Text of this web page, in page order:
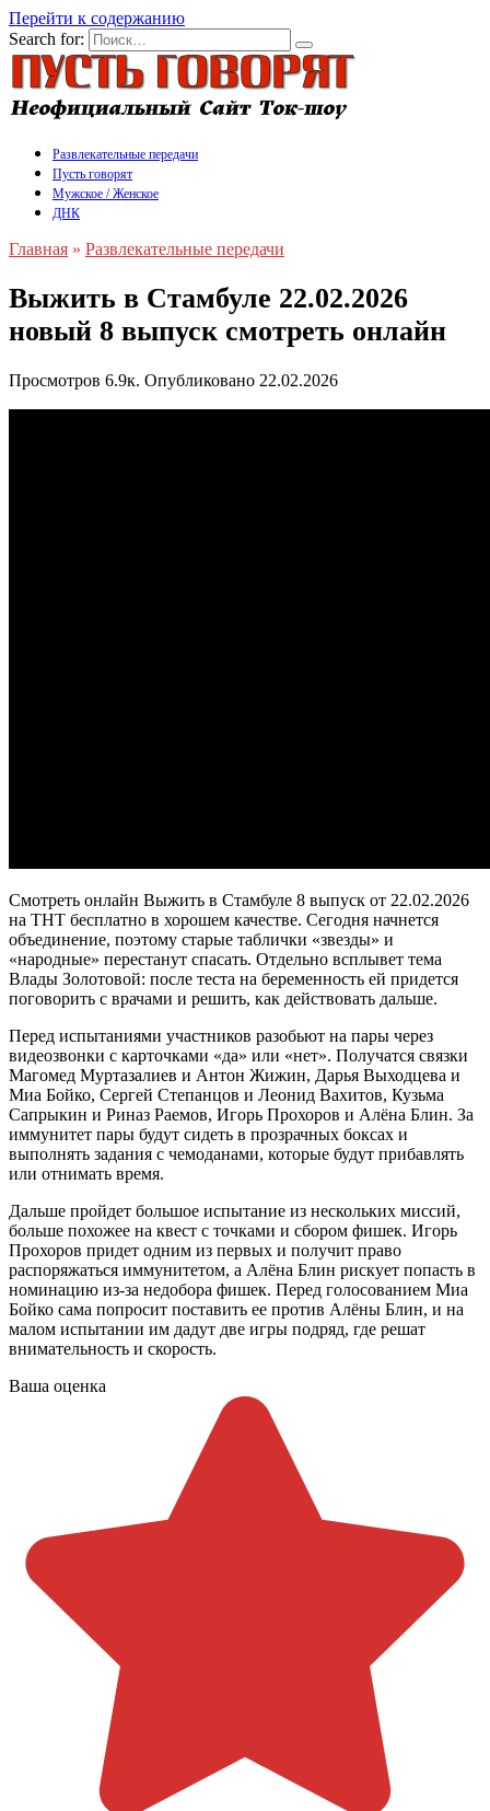
Перейти к содержанию
Search for:
Развлекательные передачи
Пусть говорят
Мужское / Женское
ДНК
Главная » Развлекательные передачи
Выжить в Стамбуле 22.02.2026
новый 8 выпуск смотреть онлайн
Просмотров 6.9к. Опубликовано 22.02.2026
Смотреть онлайн Выжить в Стамбуле 8 выпуск от 22.02.2026
на ТНТ бесплатно в хорошем качестве. Сегодня начнется
объединение, поэтому старые таблички «звезды» и
«народные» перестанут спасать. Отдельно всплывет тема
Влады Золотовой: после теста на беременность ей придется
поговорить с врачами и решить, как действовать дальше.
Перед испытаниями участников разобьют на пары через
видеозвонки с карточками «да» или «нет». Получатся связки
Магомед Муртазалиев и Антон Жижин, Дарья Выходцева и
Миа Бойко, Сергей Степанцов и Леонид Вахитов, Кузьма
Сапрыкин и Риназ Раемов, Игорь Прохоров и Алёна Блин. За
иммунитет пары будут сидеть в прозрачных боксах и
выполнять задания с чемоданами, которые будут прибавлять
или отнимать время.
Дальше пройдет большое испытание из нескольких миссий,
больше похожее на квест с точками и сбором фишек. Игорь
Прохоров придет одним из первых и получит право
распоряжаться иммунитетом, а Алёна Блин рискует попасть в
номинацию из-за недобора фишек. Перед голосованием Миа
Бойко сама попросит поставить ее против Алёны Блин, и на
малом испытании им дадут две игры подряд, где решат
внимательность и скорость.
Ваша оценка